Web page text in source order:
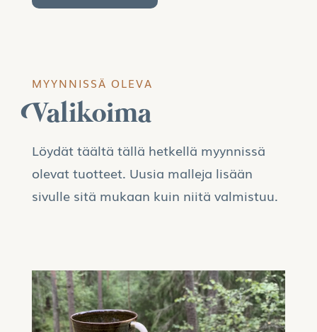
MYYNNISSÄ OLEVA
Valikoima
Löydät täältä tällä hetkellä myynnissä
olevat tuotteet. Uusia malleja lisään
sivulle sitä mukaan kuin niitä valmistuu.